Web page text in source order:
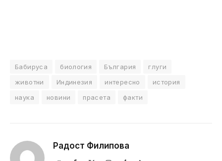
Бабируса биология България
глуги
животни
Индинезия интересно
история
наука
новини прасета факти
Радост Филипова